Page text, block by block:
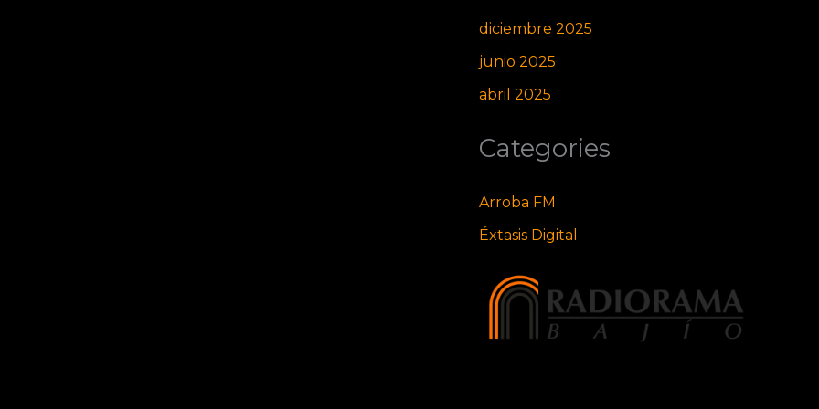
diciembre 2025
junio 2025
abril 2025
Categories
Arroba FM
Éxtasis Digital